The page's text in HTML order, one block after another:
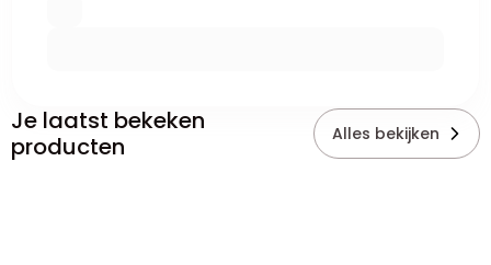
Je laatst bekeken
producten
Alles bekijken